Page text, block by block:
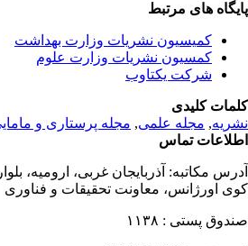
های مرتبط
کمیسیون نشریات وزارت بهداشت
کمسیون نشریات وزارت علوم
شرکت یکتاوب
کلیدی
,مجله علمی, مجله پرستاری و مامایی
تماس
مکاتبه:آذربایجان غربی، ارومیه،
اورژانس، معاونت تحقیقات و فناوری
پستی : ۱۱۳۸